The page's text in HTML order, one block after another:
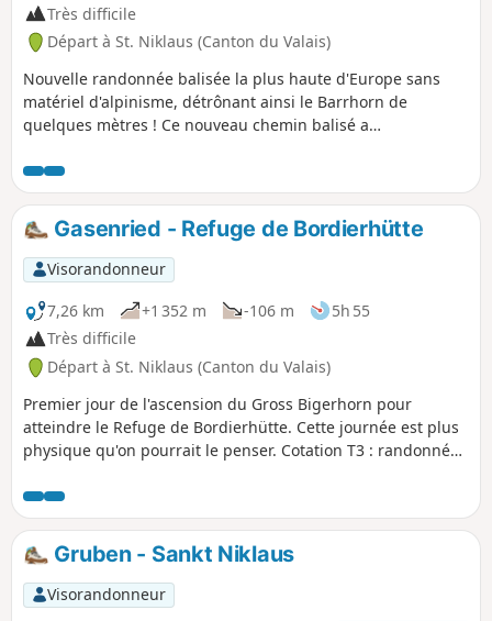
redescend vers le torrent Schiess (petit
pont) et remonte légèrement vers Stafel
qui offre un panorama sur le
Bortelhorn. Une route empierrée
conduit en haut du village de
Rosswald.Balisage : Blanc-Rouge-Blanc.
Très difficile
Départ à St. Niklaus (Canton du Valais)
Nouvelle randonnée balisée la plus haute d'Europe sans
matériel d'alpinisme, détrônant ainsi le Barrhorn de
quelques mètres ! Ce nouveau chemin balisé a
à 360° nous attend au sommet, au prix d'un gros effort
physique puisque l'ascension depuis le refuge fait avaler
environ 750 m de D+ en un peu plus de 2 km.
Gasenried - Refuge de Bordierhütte
Visorandonneur
7,26 km
+1 352 m -106 m
5h 55
Très difficile
Départ à St. Niklaus (Canton du Valais)
Premier jour de l'ascension du Gross Bigerhorn pour
atteindre le Refuge de Bordierhütte. Cette journée est plus
physique qu'on pourrait le penser. Cotation T3 : randonnée
Gruben - Sankt Niklaus
Visorandonneur